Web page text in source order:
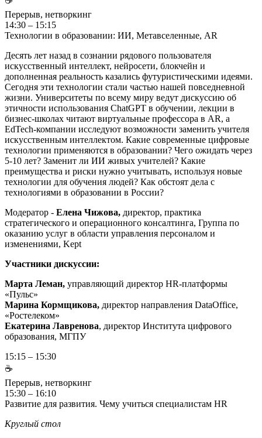
Перерыв, нетворкинг
14:30 – 15:15
Технологии в образовании: ИИ, Метавселенные, AR
Десять лет назад в сознании рядового пользователя
искусственный интеллект, нейросети, блокчейн и
дополненная реальность казались футуристическими идеями.
Сегодня эти технологии стали частью нашей повседневной
жизни. Университеты по всему миру ведут дискуссию об
этичности использования ChatGPT в обучении, лекции в
бизнес-школах читают виртуальные профессора в AR, а
EdTech-компании исследуют возможности заменить учителя
искусственным интеллектом. Какие современные цифровые
технологии применяются в образовании? Чего ожидать через
5-10 лет? Заменит ли ИИ живых учителей? Какие
преимущества и риски нужно учитывать, используя новые
технологии для обучения людей? Как обстоят дела с
технологиями в образовании в России?
Модератор - Елена Чижова, директор, практика
стратегического и операционного консалтинга, Группа по
оказанию услуг в области управления персоналом и
изменениями, Kept
Участники дискуссии:
Марта Леман, управляющий директор HR-платформы
«Пульс»
Марина Кормщикова, директор направления DataOffice,
«Ростелеком»
Екатерина Лавренова, директор Института цифрового
образования, МГПУ
15:15 – 15:30
☕
Перерыв, нетворкинг
15:30 – 16:10
Развитие для развития. Чему учиться специалистам HR
Круглый стол